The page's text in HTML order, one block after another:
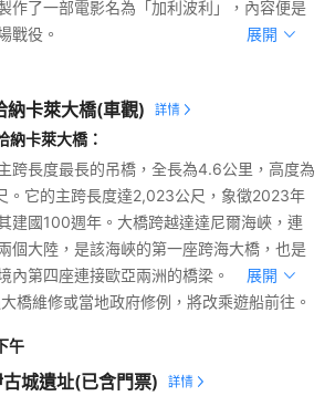
作了一部電影名為「加利波利」，內容便是
戰役。
展開
納卡萊大橋(車觀)
納卡萊大橋：
跨長度最長的吊橋，全長為4.6公里，高度為
。它的主跨長度達2,023公尺，象徵2023年
建國100週年。大橋跨越達達尼爾海峽，連
個大陸，是該海峽的第一座跨海大橋，也是
內第四座連接歐亞兩洲的橋梁。
展開
橋維修或當地政府修例，將改乘遊船前往。
午
城遺址(已含門票)